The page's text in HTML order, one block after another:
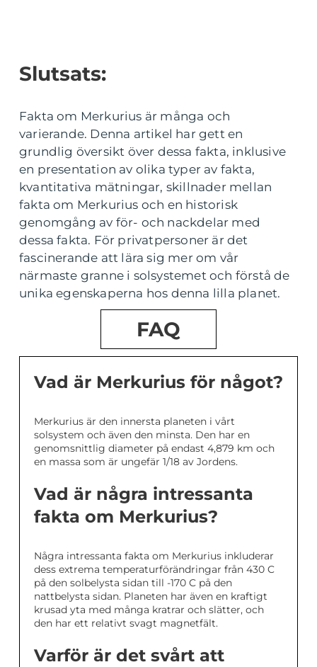
Slutsats:
Fakta om Merkurius är många och
varierande. Denna artikel har gett en
grundlig översikt över dessa fakta, inklusive
en presentation av olika typer av fakta,
kvantitativa mätningar, skillnader mellan
fakta om Merkurius och en historisk
genomgång av för- och nackdelar med
dessa fakta. För privatpersoner är det
fascinerande att lära sig mer om vår
närmaste granne i solsystemet och förstå de
unika egenskaperna hos denna lilla planet.
FAQ
Vad är Merkurius för något?
Merkurius är den innersta planeten i vårt
solsystem och även den minsta. Den har en
genomsnittlig diameter på endast 4,879 km och
en massa som är ungefär 1/18 av Jordens.
Vad är några intressanta
fakta om Merkurius?
Några intressanta fakta om Merkurius inkluderar
dess extrema temperaturförändringar från 430 C
på den solbelysta sidan till -170 C på den
nattbelysta sidan. Planeten har även en kraftigt
krusad yta med många kratrar och slätter, och
den har ett relativt svagt magnetfält.
Varför är det svårt att